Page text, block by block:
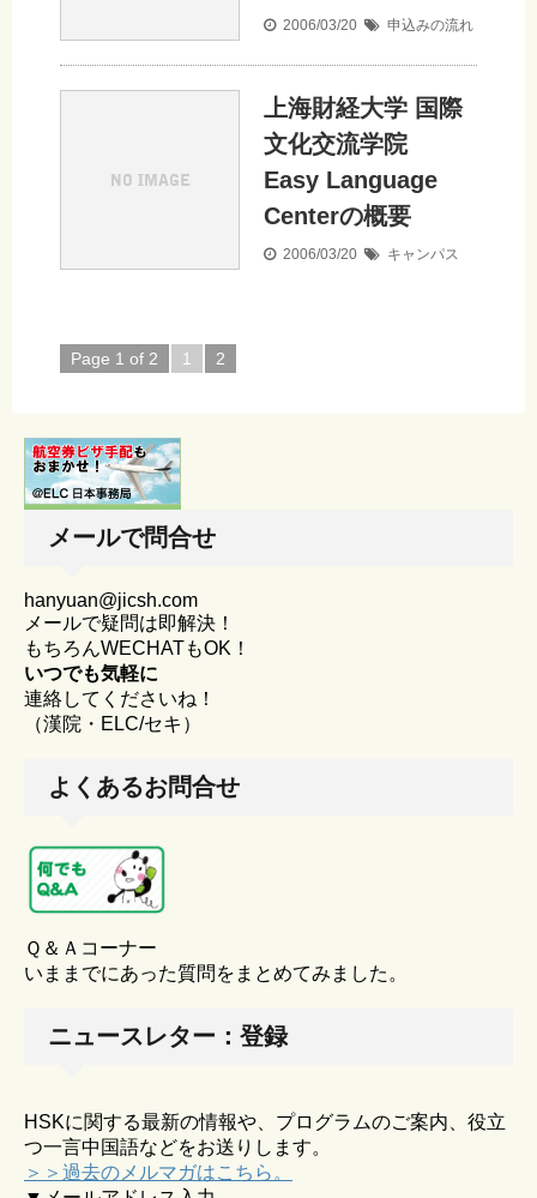
2006/03/20 申込みの流れ
上海財経大学 国際
文化交流学院
Easy Language
Centerの概要
2006/03/20 キャンパス
Page 1 of 2 1 2
メールで問合せ
hanyuan@jicsh.com
メールで疑問は即解決！
もちろんWECHATもOK！
いつでも気軽に
連絡してくださいね！
（漢院・ELC/セキ）
よくあるお問合せ
Ｑ＆Ａコーナー
いままでにあった質問をまとめてみました。
ニュースレター：登録
HSKに関する最新の情報や、プログラムのご案内、役立
つ一言中国語などをお送りします。
＞＞過去のメルマガはこちら。